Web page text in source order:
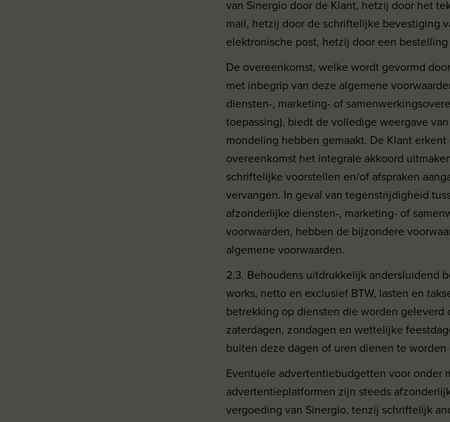
van Sinergio door de Klant, hetzij door het
mail, hetzij door de schriftelijke bevestiging
elektronische post, hetzij door een
De overeenkomst, welke wordt gevormd
met inbegrip van deze algemene
diensten-, marketing- of
toepassing), biedt de volledige weergave
mondeling hebben gemaakt. De Klant
overeenkomst het integrale akkoord
schriftelijke voorstellen en/of afspraken
vervangen. In geval van tegenstrijdigheid
afzonderlijke diensten-, marketing- of
voorwaarden, hebben de bijzondere
algemene voorwaarden.
2.3. Behoudens uitdrukkelijk andersluidend
works, netto en exclusief BTW, lasten en
betrekking op diensten die worden
zaterdagen, zondagen en wettelijke
buiten deze dagen of uren dienen te
Eventuele advertentiebudgetten voor onder
advertentieplatformen zijn steeds
vergoeding van Sinergio, tenzij schriftelijk